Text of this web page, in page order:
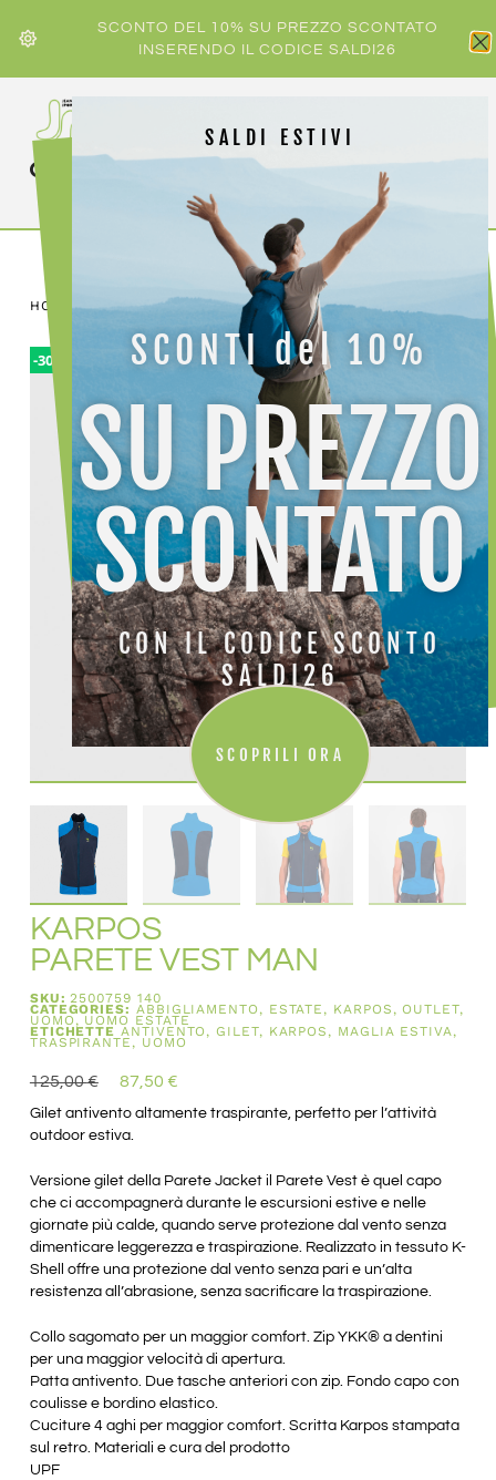
SCONTO DEL 10% SU PREZZO SCONTATO
INSERENDO IL CODICE SALDI26
HOME/ UOMO/ KARPOS PARETE VEST MAN
-30%
KARPOS
PARETE VEST MAN
SKU: 2500759 140
CATEGORIES: ABBIGLIAMENTO , ESTATE , KARPOS ,OUTLET,
UOMO , UOMO ESTATE
ETICHETTE ANTIVENTO ,GILET, KARPOS , MAGLIA ESTIVA,
TRASPIRANTE , UOMO
125,00€ 87,50 €
Gilet antivento altamente traspirante, perfetto per l’attività
outdoor estiva.
Versione gilet della Parete Jacket il Parete Vest è quel capo
che ci accompagnerà durante le escursioni estive e nelle
giornate più calde, quando serve protezione dal vento senza
dimenticare leggerezza e traspirazione. Realizzato in tessuto K-
Shell offre una protezione dal vento senza pari e un’alta
resistenza all’abrasione, senza sacrificare la traspirazione.
Collo sagomato per un maggior comfort. Zip YKK® a dentini
per una maggior velocità di apertura.
Patta antivento. Due tasche anteriori con zip. Fondo capo con
coulisse e bordino elastico.
Cuciture 4 aghi per maggior comfort. Scritta Karpos stampata
sul retro. Materiali e cura del prodotto
UPF
SALDI ESTIVI
SCONTI del 10%
SU PREZZO
SCONTATO
CON IL CODICE SCONTO
SALDI26
SCOPRILI ORA